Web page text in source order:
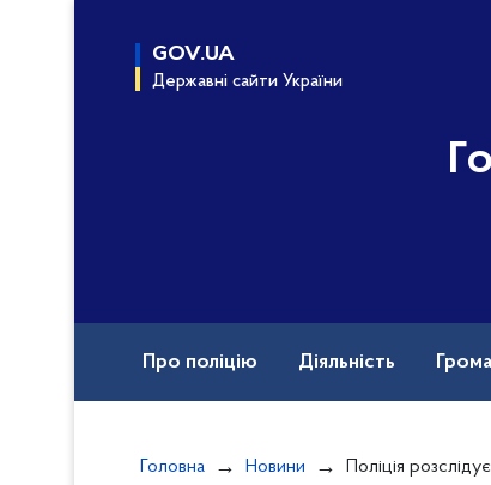
GOV.UA
Державні сайти України
Про поліцію Діяльність
Головна Новини Поліція розслідує обставини конфлікту під